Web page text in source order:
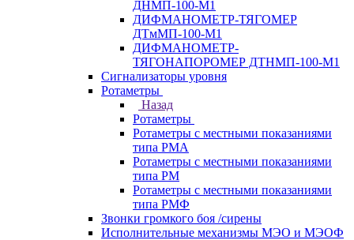
ДНМП-100-М1
ДИФМАНОМЕТР-ТЯГОМЕР
ДТмМП-100-М1
ДИФМАНОМЕТР-
ТЯГОНАПОРОМЕР ДТНМП-100-М1
Сигнализаторы уровня
Ротаметры
Назад
Ротаметры
Ротаметры с местными показаниями
типа РМА
Ротаметры с местными показаниями
типа РМ
Ротаметры с местными показаниями
типа РМФ
Звонки громкого боя /сирены
Исполнительные механизмы МЭО и МЭОФ